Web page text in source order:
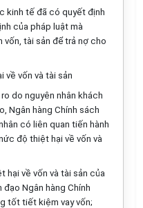
kinh tế đã có quyết định
của pháp luật mà
vốn, tài sản để trả nợ cho
về vốn và tài sản
do nguyên nhân khách
Ngân hàng Chính sách
có liên quan tiến hành
độ thiệt hại về vốn và
hại về vốn và tài sản của
Ngân hàng Chính
tốt tiết kiệm vay vốn;